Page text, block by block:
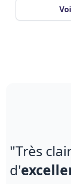
"Très
d'